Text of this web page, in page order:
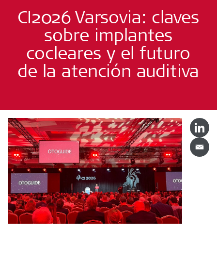
CI2026 Varsovia: claves
sobre implantes
cocleares y el futuro
de la atención auditiva